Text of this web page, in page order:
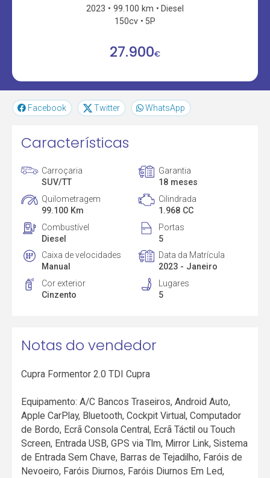
2023 99.100 km
Diesel
150cv
5P
27.900€
Facebook Twitter WhatsApp
Características
Carroçaria
SUV/TT
Garantia
18 meses
Quilometragem
99.100 Km
Cilindrada
1.968 CC
Combustível
Diesel
Portas
5
Caixa de velocidades
Manual
Data da Matrícula
2023 - Janeiro
Cor exterior
Cinzento
Lugares
5
Notas do vendedor
Cupra Formentor 2.0 TDI Cupra
Equipamento: A/C Bancos Traseiros, Android Auto,
Apple CarPlay, Bluetooth, Cockpit Virtual, Computador
de Bordo, Ecrã Consola Central, Ecrã Táctil ou Touch
Screen, Entrada USB, GPS via Tlm, Mirror Link, Sistema
de Entrada Sem Chave, Barras de Tejadilho, Faróis de
Nevoeiro, Faróis Diurnos, Faróis Diurnos Em Led,